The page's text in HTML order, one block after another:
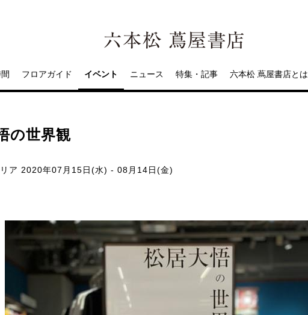
フロアガイド イベント ニュース 特集・記事 六本松 蔦屋書店とは
の世界観
ア 2020年07月15日(水) - 08月14日(金)